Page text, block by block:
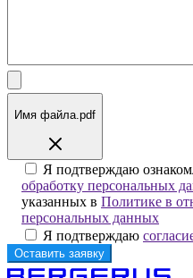
Имя файла.pdf
Я подтверждаю
обработку персональных
указанных в Политике в
персональных данных
Я подтверждаю